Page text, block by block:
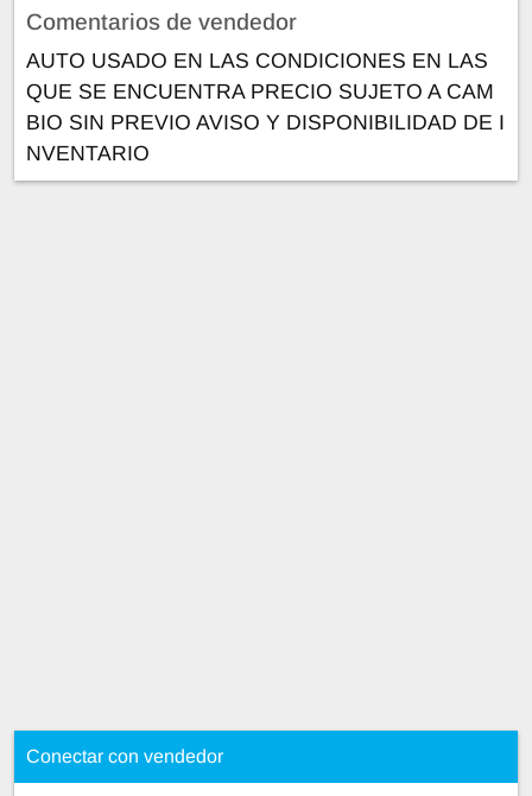
Comentarios de vendedor
AUTO USADO EN LAS CONDICIONES EN LAS
QUE SE ENCUENTRA PRECIO SUJETO A CAM
BIO SIN PREVIO AVISO Y DISPONIBILIDAD DE I
NVENTARIO
Conectar con vendedor